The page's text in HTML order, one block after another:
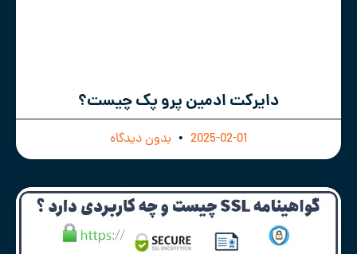
دایرکت ادمین پرو پک چیست؟
2025-02-01 بدون دیدگاه